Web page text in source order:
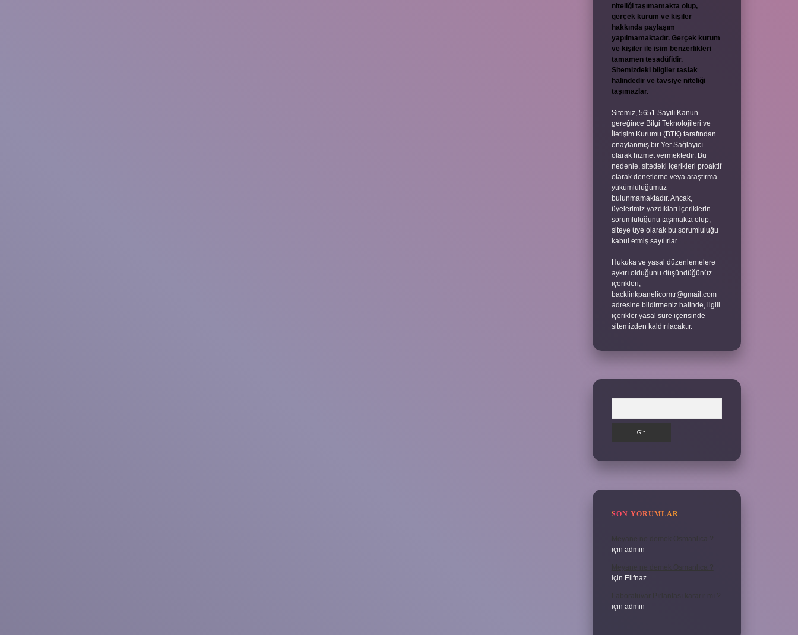
niteliği taşımamakta olup,
gerçek kurum ve kişiler
hakkında paylaşım
yapılmamaktadır. Gerçek kurum
ve kişiler ile isim benzerlikleri
tamamen tesadüfidir.
Sitemizdeki bilgiler taslak
halindedir ve tavsiye niteliği
taşımazlar.
Sitemiz, 5651 Sayılı Kanun
gereğince Bilgi Teknolojileri ve
İletişim Kurumu (BTK) tarafından
onaylanmış bir Yer Sağlayıcı
olarak hizmet vermektedir. Bu
nedenle, sitedeki içerikleri proaktif
olarak denetleme veya araştırma
yükümlülüğümüz
bulunmamaktadır. Ancak,
üyelerimiz yazdıkları içeriklerin
sorumluluğunu taşımakta olup,
siteye üye olarak bu sorumluluğu
kabul etmiş sayılırlar.
Hukuka ve yasal düzenlemelere
aykırı olduğunu düşündüğünüz
içerikleri,
backlinkpanelicomtr@gmail.com
adresine bildirmeniz halinde, ilgili
içerikler yasal süre içerisinde
sitemizden kaldırılacaktır.
SON YORUMLAR
Meyane ne demek Osmanlıca ?
için admin
Meyane ne demek Osmanlıca ?
için Elifnaz
Laboratuvar Pırlantası kararır mı ?
için admin